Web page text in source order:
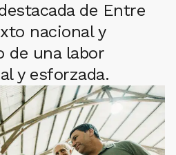
de Entre
nacional y
de una labor
y esforzada.